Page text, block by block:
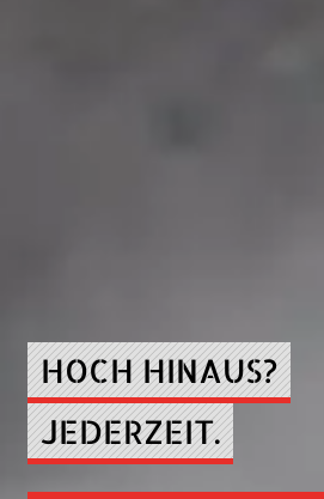
HOCH HINAUS?
JEDERZEIT.